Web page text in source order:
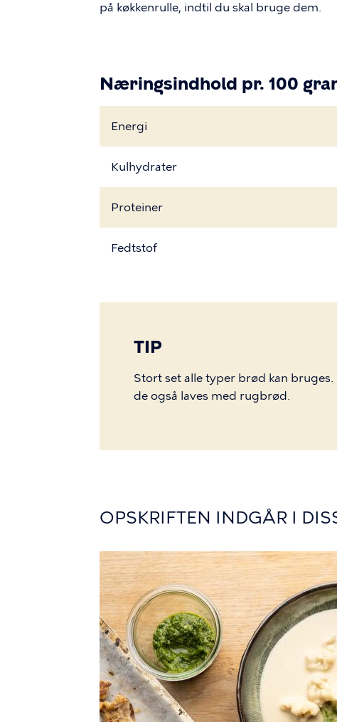
på køkkenrulle, indtil du skal bruge dem.
Næringsindhold pr. 100
Energi
Kulhydrater
Proteiner
Fedtstof
TIP
Stort set alle typer brød kan
de også laves med rugbrød.
OPSKRIFTEN INDGÅR I